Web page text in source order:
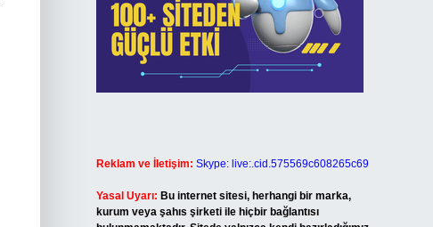
Reklam ve İletişim: Skype: live:.cid.575569c608265c69
Yasal Uyarı: Bu internet sitesi, herhangi bir marka,
kurum veya şahıs şirketi ile hiçbir bağlantısı